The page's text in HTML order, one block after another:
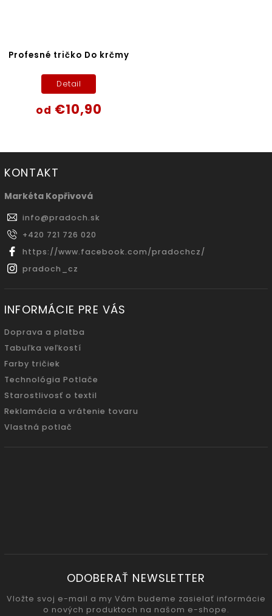
Profesné tričko Do krčmy
od €10,90
Detail
KONTAKT
Markéta Kopřivová
info@pradoch.sk
+420 721 726 020
https://www.facebook.com/pradochcz/
pradoch_cz
INFORMÁCIE PRE VÁS
Doprava a platba
Tabuľka veľkostí
Farby tričiek
Technológia Potlače
Starostlivosť o textil
Reklamácia a vrátenie tovaru
Vlastná potlač
ODOBERAŤ NEWSLETTER
Vložte svoj e-mail a my Vám budeme zasielať informácie
o nových produktoch na našom e-shope.